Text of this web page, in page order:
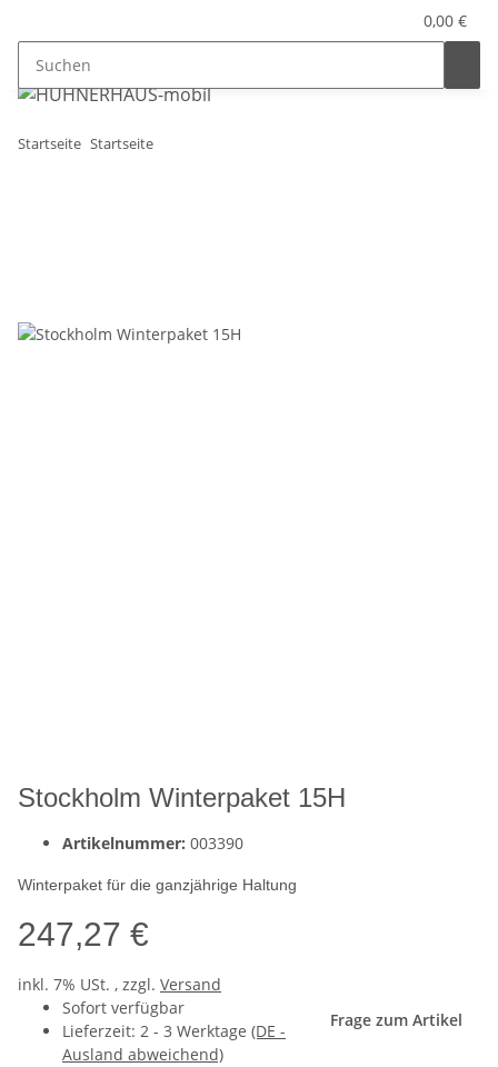
0,00 €
Startseite Startseite
Stockholm Winterpaket 15H
Artikelnummer: 003390
Winterpaket für die ganzjährige Haltung
247,27 €
inkl. 7% USt. , zzgl. Versand
Sofort verfügbar
Lieferzeit: 2 - 3 Werktage (DE -
Ausland abweichend)
Frage zum Artikel